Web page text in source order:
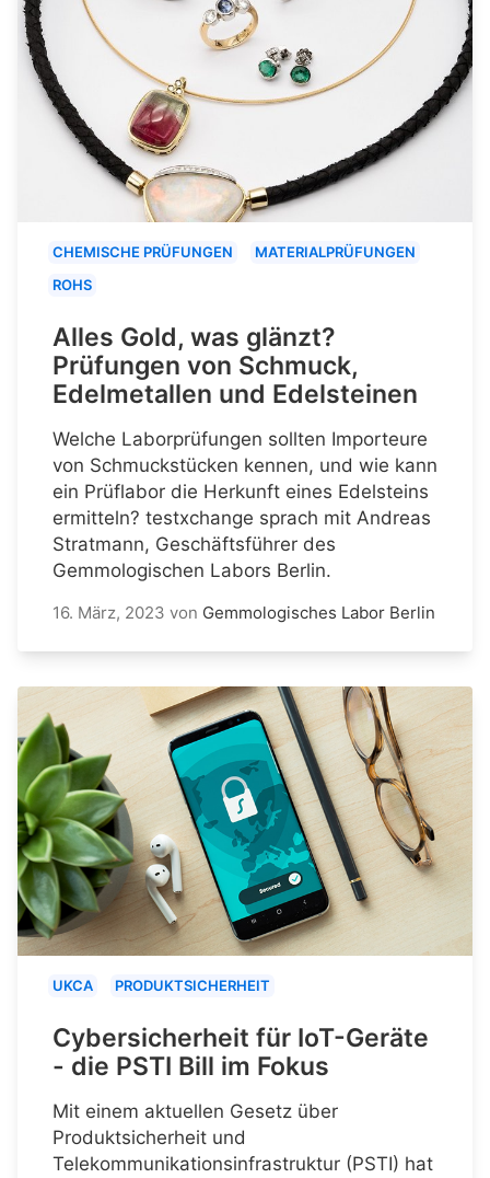
CHEMISCHE PRÜFUNGEN
MATERIALPRÜFUNGEN
ROHS
Alles Gold, was glänzt?
Prüfungen von Schmuck,
Edelmetallen und Edelsteinen
Welche Laborprüfungen sollten Importeure
von Schmuckstücken kennen, und wie kann
ein Prüflabor die Herkunft eines Edelsteins
ermitteln? testxchange sprach mit Andreas
Stratmann, Geschäftsführer des
Gemmologischen Labors Berlin.
16. März, 2023 von Gemmologisches Labor Berlin
UKCA PRODUKTSICHERHEIT
Cybersicherheit für IoT-Geräte
- die PSTI Bill im Fokus
Mit einem aktuellen Gesetz über
Produktsicherheit und
Telekommunikationsinfrastruktur (PSTI) hat